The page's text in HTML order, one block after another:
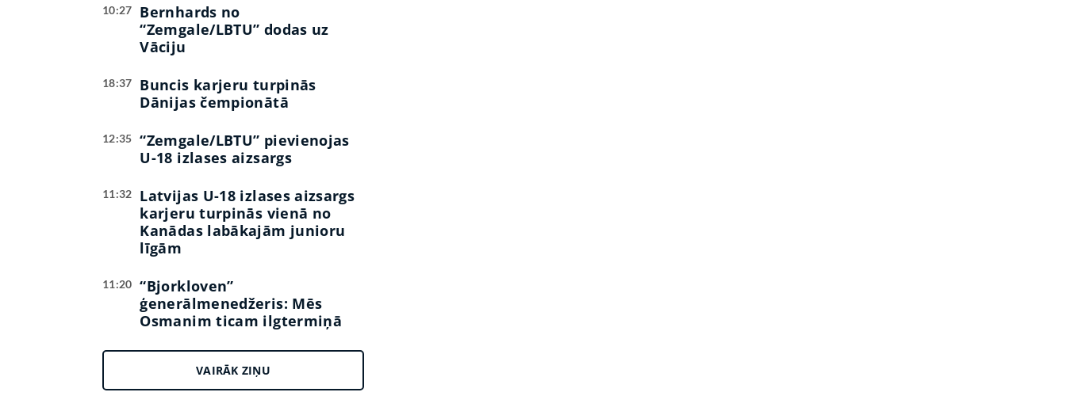
10:27
Bernhards no
“Zemgale/LBTU” dodas uz
Vāciju
18:37
Buncis karjeru turpinās
Dānijas čempionātā
12:35
“Zemgale/LBTU” pievienojas
U-18 izlases aizsargs
11:32
Latvijas U-18 izlases aizsargs
karjeru turpinās vienā no
Kanādas labākajām junioru
līgām
11:20
“Bjorkloven”
ģenerālmenedžeris: Mēs
Osmanim ticam ilgtermiņā
VAIRĀK ZIŅU